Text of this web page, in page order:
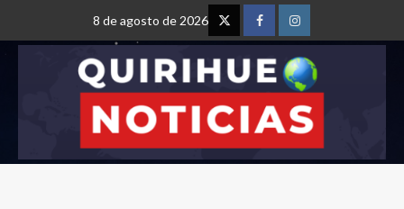
8 de agosto de 2026